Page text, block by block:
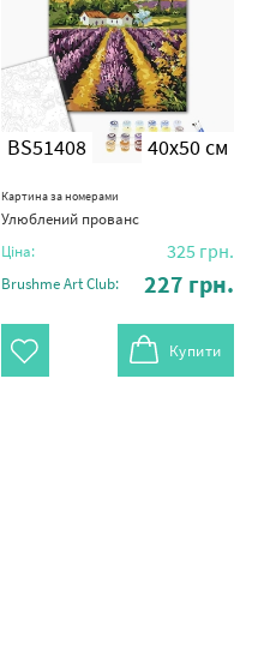
BS51408 40x50 см
Картина за номерами
Улюблений прованс
Ціна: 325 грн.
Brushme Art Club: 227 грн.
Купити